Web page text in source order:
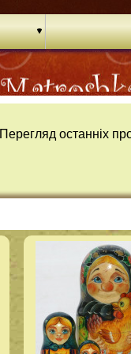
Перегляд останніх